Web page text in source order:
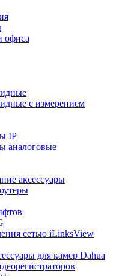
офиса
c измерением
IP
аналоговые
аксессуары
сетью iLinksView
для камер Dahua